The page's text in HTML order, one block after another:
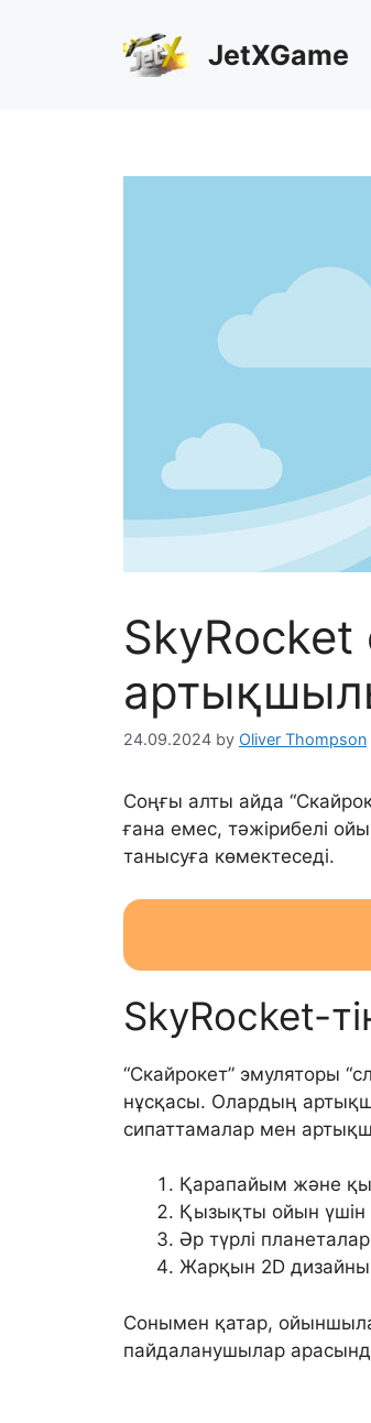
JetXGame
24.09.2024 by Oliver Thompson
Соңғы алты айда
ғана емес, тәжірибелі
танысуға көмектеседі.
SkyRocket-
“Скайрокет” эмуляторы
нұсқасы. Олардың
сипаттамалар мен
Қарапайым және
Қызықты ойын үшін
Әр түрлі
Жарқын 2D
Сонымен қатар,
пайдаланушылар